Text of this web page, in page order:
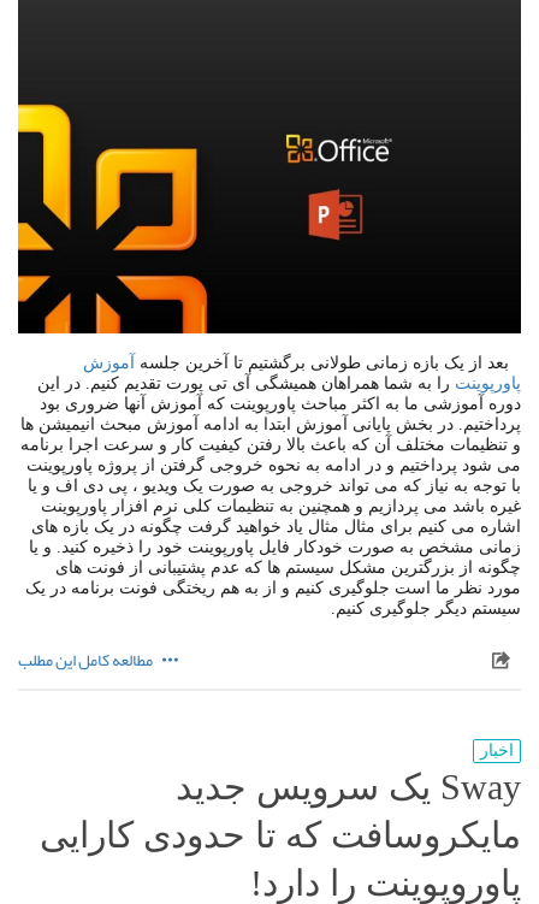
بعد از یک بازه زمانی طولانی برگشتیم تا آخرین جلسه آموزش
پاورپوینت را به شما همراهان همیشگی آی تی پورت تقدیم کنیم. در این
دوره آموزشی ما به اکثر مباحث پاورپوینت که آموزش آنها ضروری بود
پرداختیم. در بخش پایانی آموزش ابتدا به ادامه آموزش مبحث انیمیشن ها
و تنظیمات مختلف آن که باعث بالا رفتن کیفیت کار و سرعت اجرا برنامه
می شود پرداختیم و در ادامه به نحوه خروجی گرفتن از پروژه پاورپوینت
با توجه به نیاز که می تواند خروجی به صورت یک ویدیو ، پی دی اف و یا
غیره باشد می پردازیم و همچنین به تنظیمات کلی نرم افزار پاورپوینت
اشاره می کنیم برای مثال مثال یاد خواهید گرفت چگونه در یک بازه های
زمانی مشخص به صورت خودکار فایل پاورپوینت خود را ذخیره کنید. و یا
چگونه از بزرگترین مشکل سیستم ها که عدم پشتیبانی از فونت های
مورد نظر ما است جلوگیری کنیم و از به هم ریختگی فونت برنامه در یک
سیستم دیگر جلوگیری کنیم.
مطالعه کامل این مطلب
اخبار
Sway یک سرویس جدید
مایکروسافت که تا حدودی کارایی
پاوروپوینت را دارد!